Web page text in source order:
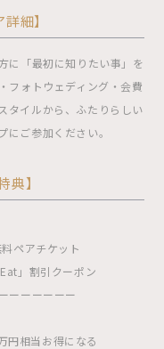
細】
に「最初に知りたい事」を
フォトウェディング・会費
タイルから、ふたりらしい
ご参加ください。
典】
ペアチケット
」割引クーポン
ーーーーーー
円相当お得になる